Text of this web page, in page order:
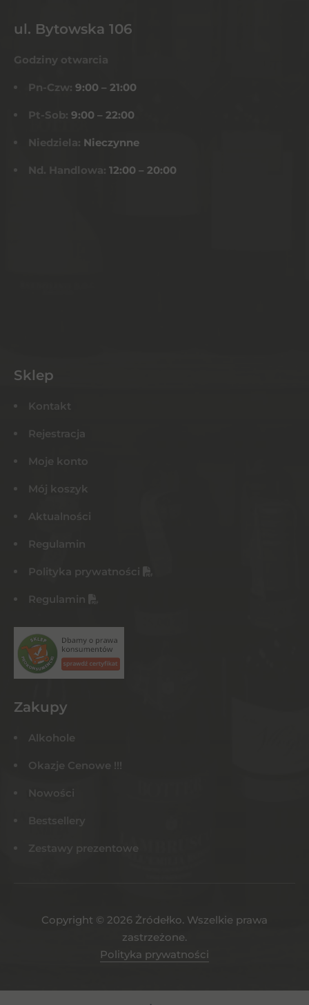
ul. Bytowska 106
Godziny otwarcia
Pn-Czw: 9:00 – 21:00
Pt-Sob: 9:00 – 22:00
Niedziela: Nieczynne
Nd. Handlowa: 12:00 – 20:00
Sklep
Kontakt
Rejestracja
Moje konto
Mój koszyk
Aktualności
Regulamin
Polityka prywatności
Regulamin
Zakupy
Alkohole
Okazje Cenowe !!!
Nowości
Bestsellery
Zestawy prezentowe
Copyright © 2026 Żródełko. Wszelkie prawa
zastrzeżone.
Polityka prywatności